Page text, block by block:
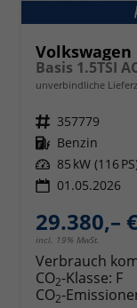
Volkswagen
Basis 1.5TSI
unverbindliche
Fahrzeugnr. 357779
Kraftstoff Benzin
Leistung 85 kW (116
01.05.2026
29.380,–
incl. 19% MwSt.
Verbrauch
CO2-Klasse: F
CO2-